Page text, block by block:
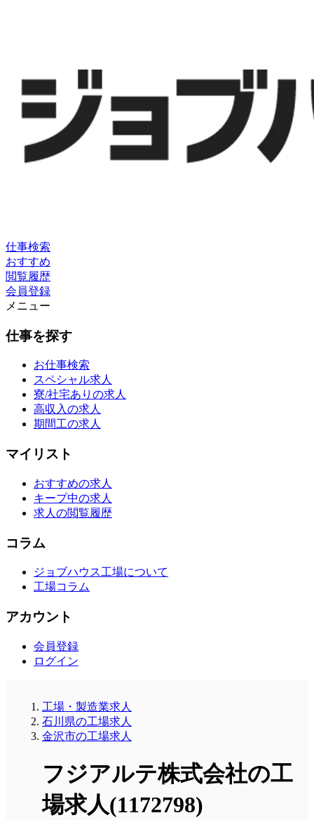
仕事検索
おすすめ
閲覧履歴
会員登録
メニュー
仕事を探す
お仕事検索
スペシャル求人
寮/社宅ありの求人
高収入の求人
期間工の求人
マイリスト
おすすめの求人
キープ中の求人
求人の閲覧履歴
コラム
ジョブハウス工場について
工場コラム
アカウント
会員登録
ログイン
工場・製造業求人
石川県の工場求人
金沢市の工場求人
フジアルテ株式会社の工
場求人(1172798)